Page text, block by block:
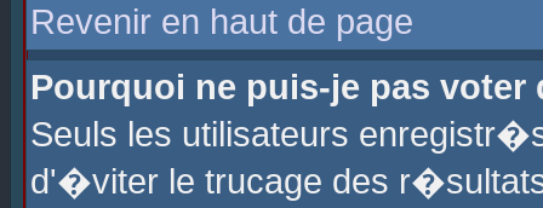
Revenir en haut de page
Pourquoi ne puis-je pas voter
Seuls les utilisateurs
d'�viter le trucage des